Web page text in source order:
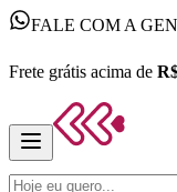
FALE COM A
Frete grátis acima de